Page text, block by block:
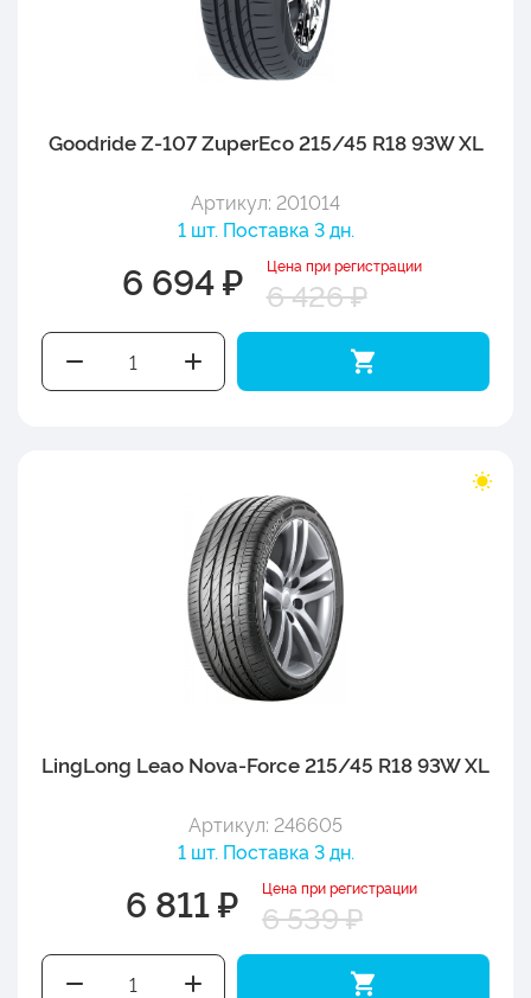
Goodride Z-107 ZuperEco 215/45 R18 93W XL
Артикул: 201014
1 шт. Поставка 3 дн.
6 694 ₽ Цена при регистрации
6 426 ₽
LingLong Leao Nova-Force 215/45 R18 93W XL
Артикул: 246605
1 шт. Поставка 3 дн.
6 811 ₽ Цена при регистрации
6 539 ₽